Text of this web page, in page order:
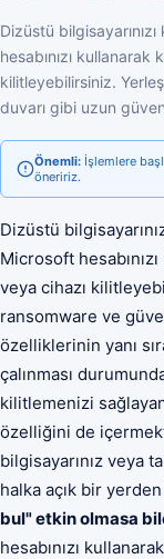
Dizüstü
hesabınızı
kilitleyebilirsiniz.
duvarı gibi uzun
Önemli: İşlemlere
öneririz.
Dizüstü
Microsoft
veya cihazı
ransomware ve
özelliklerinin yanı
çalınması
kilitlemenizi
özelliğini de
bilgisayarınız veya
halka açık bir
bul" etkin olmasa
hesabınızı